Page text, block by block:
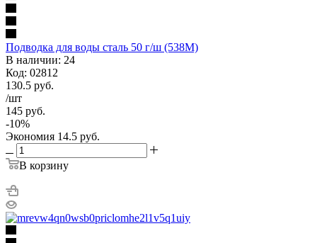
Подводка для воды сталь 50 г/ш (538М)
В наличии: 24
Код: 02812
130.5 руб.
/шт
145 руб.
-10%
Экономия 14.5 руб.
В корзину